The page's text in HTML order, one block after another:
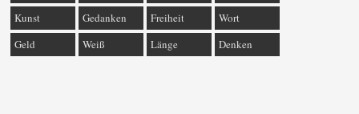
Kunst
Gedanken Freiheit
Wort
Geld
Weiß Länge Denken